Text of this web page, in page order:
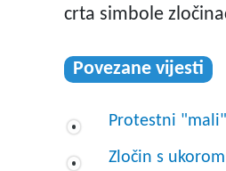
crta simbole
Povezane vijesti
Protestni
Zločin s ukorom